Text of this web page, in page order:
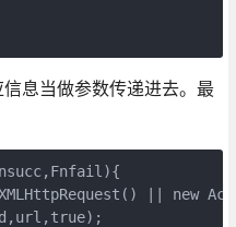
息当做参数传递进去。最
|| new